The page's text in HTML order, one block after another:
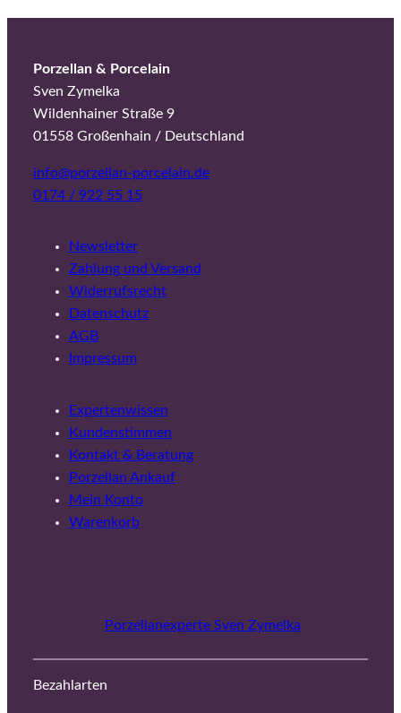
Porzellan & Porcelain
Sven Zymelka
Wildenhainer Straße 9
01558 Großenhain / Deutschland
info@porzellan-porcelain.de
0174 / 922 55 15
Newsletter
Zahlung und Versand
Widerrufsrecht
Datenschutz
AGB
Impressum
Expertenwissen
Kundenstimmen
Kontakt & Beratung
Porzellan Ankauf
Mein Konto
Warenkorb
Porzellanexperte Sven Zymelka
Bezahlarten